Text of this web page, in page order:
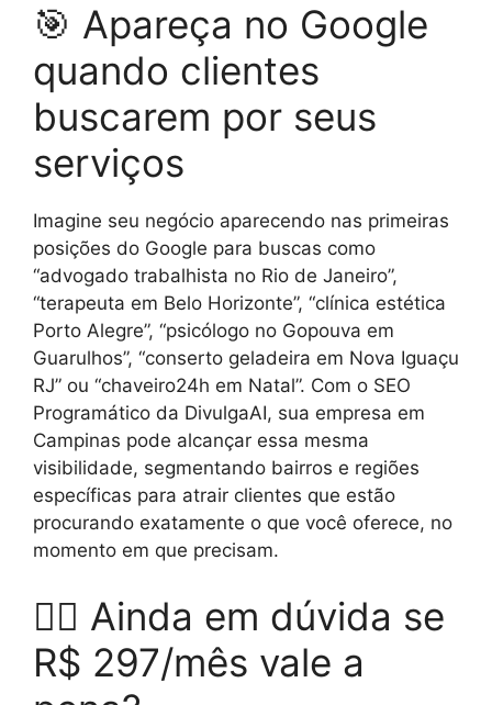
🎯 Apareça no Google
quando clientes
buscarem por seus
serviços
Imagine seu negócio aparecendo nas primeiras
posições do Google para buscas como
“advogado trabalhista no Rio de Janeiro”,
“terapeuta em Belo Horizonte”, “clínica estética
Porto Alegre”, “psicólogo no Gopouva em
Guarulhos”, “conserto geladeira em Nova Iguaçu
RJ” ou “chaveiro24h em Natal”. Com o SEO
Programático da DivulgaAI, sua empresa em
Campinas pode alcançar essa mesma
visibilidade, segmentando bairros e regiões
específicas para atrair clientes que estão
procurando exatamente o que você oferece, no
momento em que precisam.
🤷‍♂️ Ainda em dúvida se
R$ 297/mês vale a